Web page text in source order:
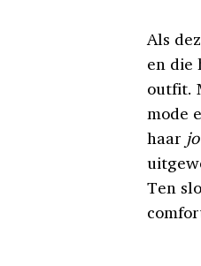
Als
en die
outfit.
mode
haar
Ten